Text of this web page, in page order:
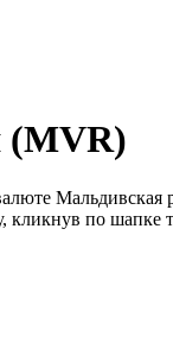
(MVR)
кликнув по шапке